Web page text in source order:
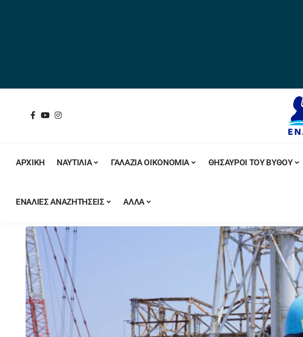
ΑΡΧΙΚΗ ΝΑΥΤΙΛΙΑ ΓΑΛΑΖΙΑ ΟΙΚΟΝΟΜΙΑ ΘΗΣΑΥΡΟΙ ΤΟΥ ΒΥΘΟΥ
ΕΝΑΛΙΕΣ ΑΝΑΖΗΤΗΣΕΙΣ ΑΛΛΑ